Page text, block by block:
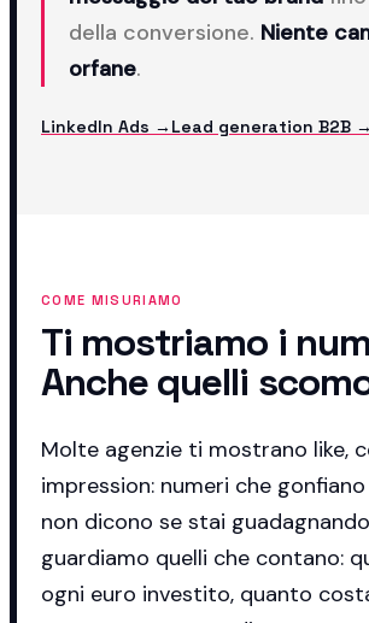
della conversione. Niente
orfane.
LinkedIn Ads → Lead generation B2B →
COME MISURIAMO
Ti mostriamo i
Anche quelli
Molte agenzie ti mostrano like,
impression: numeri che
non dicono se stai
guardiamo quelli che contano:
ogni euro investito, quanto